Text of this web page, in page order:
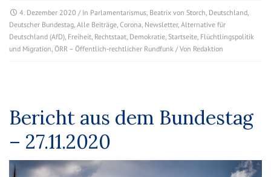
4. Dezember 2020 / In Parlamentarismus, Beatrix von Storch, Deutschland,
Deutscher Bundestag, Alle Beiträge, Corona, Newsletter, Alternative für
Deutschland (AfD), Freiheit, Rechtstaat, Demokratie, Startseite, Flüchtlingspolitik
und Migration, ÖRR – Öffentlich-rechtlicher Rundfunk / Von Redaktion
Bericht aus dem Bundestag
– 27.11.2020